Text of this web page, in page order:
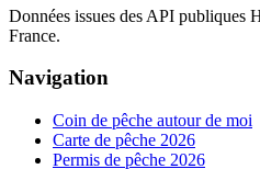
Données issues des API
France.
Navigation
Coin de pêche autour de moi
Carte de pêche 2026
Permis de pêche 2026